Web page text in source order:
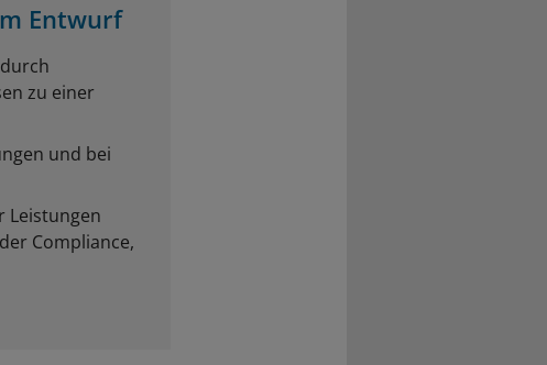
Entwurf
zu einer
und bei
Leistungen
Compliance,